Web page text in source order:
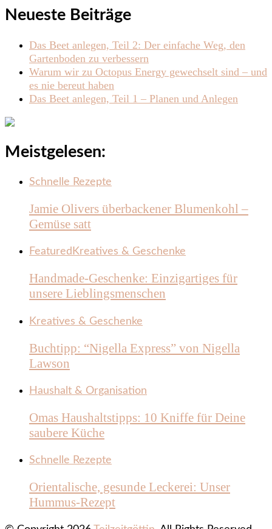
Neueste Beiträge
Das Beet anlegen, Teil 2: Der einfache Weg, den
Gartenboden zu verbessern
Warum wir zu Octopus Energy gewechselt sind – und
es nie bereut haben
Das Beet anlegen, Teil 1 – Planen und Anlegen
Meistgelesen:
Schnelle Rezepte
Jamie Olivers überbackener Blumenkohl –
Gemüse satt
Featured Kreatives & Geschenke
Handmade-Geschenke: Einzigartiges für
unsere Lieblingsmenschen
Kreatives & Geschenke
Buchtipp: “Nigella Express” von Nigella
Lawson
Haushalt & Organisation
Omas Haushaltstipps: 10 Kniffe für Deine
saubere Küche
Schnelle Rezepte
Orientalische, gesunde Leckerei: Unser
Hummus-Rezept